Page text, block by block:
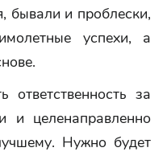
бывали и проблески,
успехи, а
за
целенаправленно
Нужно будет